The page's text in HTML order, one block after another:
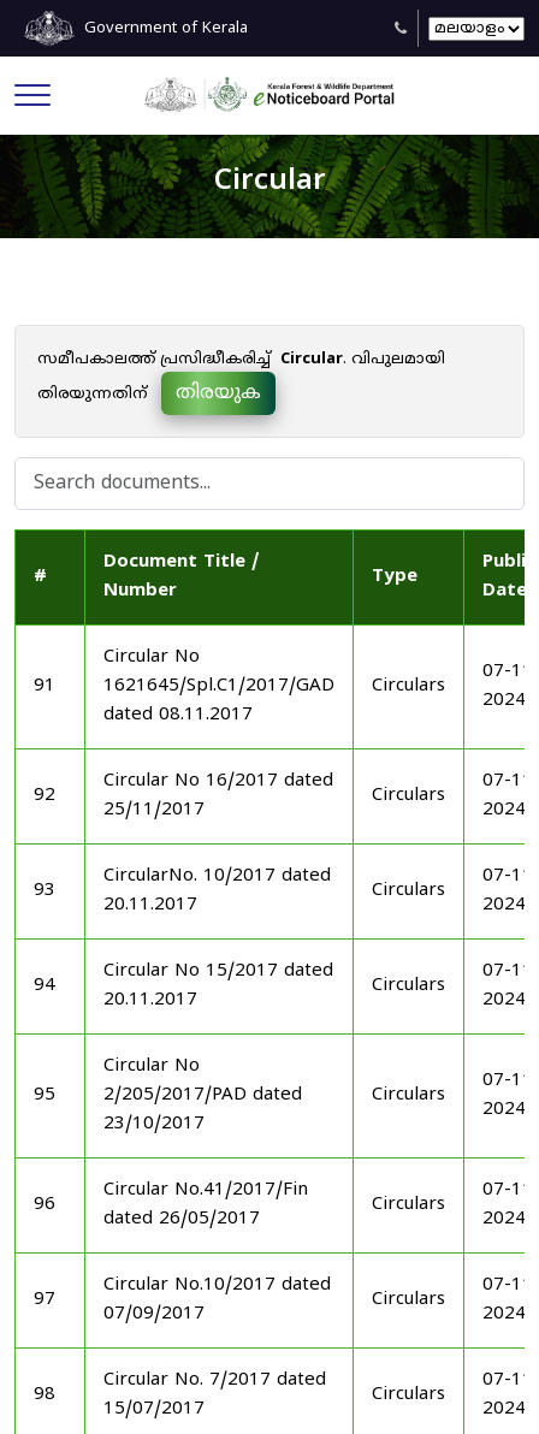
Government of Kerala
Circular
സമീപകാലത്ത് പ്രസിദ്ധീകരിച്ച് Circular. വിപുലമായി
തിരയുന്നതിന്
തിരയുക
#
Document Title /
Number
Type
Date
91
Circular No
1621645/Spl.C1/2017/GAD
dated 08.11.2017
Circulars
07-11-
2024
92
Circular No 16/2017 dated
25/11/2017
Circulars
07-11-
2024
93
CircularNo. 10/2017 dated
20.11.2017
Circulars
07-11-
2024
94
Circular No 15/2017 dated
20.11.2017
Circulars
07-11-
2024
95
Circular No
2/205/2017/PAD dated
23/10/2017
Circulars
07-11-
2024
96
Circular No.41/2017/Fin
dated 26/05/2017
Circulars
07-11-
2024
97
Circular No.10/2017 dated
07/09/2017
Circulars
07-11-
2024
98
Circular No. 7/2017 dated
15/07/2017
Circulars
07-11-
2024